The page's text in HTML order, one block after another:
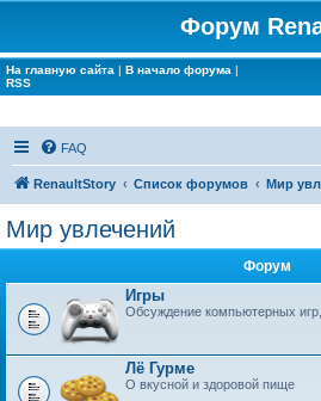
Форум
На главную сайта | В начало форума |
RSS
FAQ
RenaultStory Список форумов Мир
Мир увлечений
Форум
Игры
Обсуждение компьютерных
Лё Гурме
О вкусной и здоровой пище